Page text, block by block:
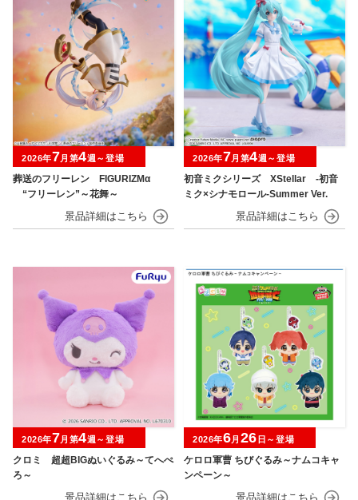
葬送のフリーレン FIGURIZMα
“フリーレン”～花舞～
2026年7月第4週～登場
初音ミクシリーズ XStellar ‐初音
ミク×シナモロール‐Summer Ver.
2026年7月第4週～登場
クロミ 超超BIGぬいぐるみ～てへぺ
ろ～
2026年7月第4週～登場
ケロロ軍曹 ちびぐるみ～ナムコキャ
ンペーン～
2026年6月 26 日～登場